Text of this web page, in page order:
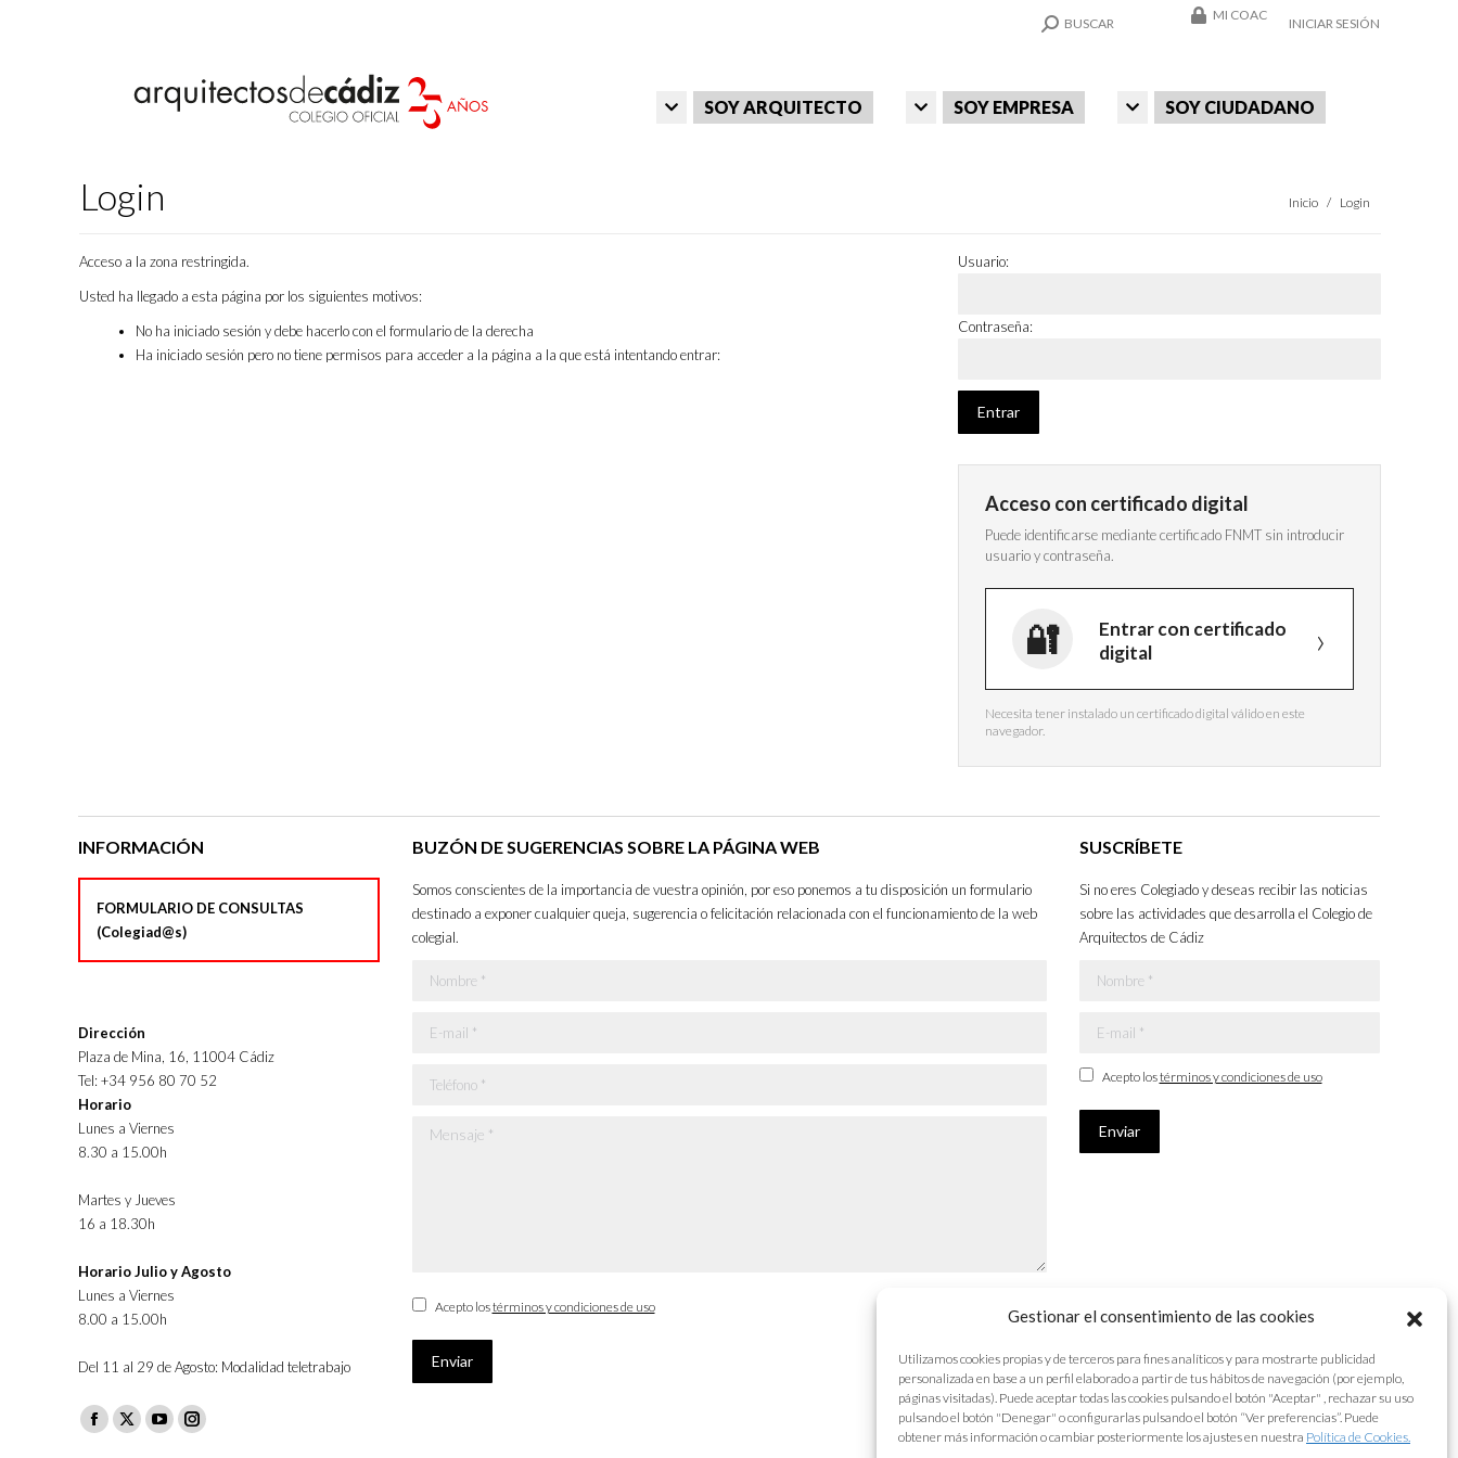
Gestionar el consentimiento de las cookies
Utilizamos cookies propias y de terceros para fines analíticos y para mostrarte publicidad
personalizada en base a un perfil elaborado a partir de tus hábitos de navegación (por ejemplo,
páginas visitadas). Puede aceptar todas las cookies pulsando el botón "Aceptar" , rechazar su uso
pulsando el botón "Denegar" o configurarlas pulsando el botón “Ver preferencias”. Puede
obtener más información o cambiar posteriormente los ajustes en nuestra Política de Cookies.
SEARCH:
BUSCAR
MI COAC
INICIAR SESIÓN
SOY ARQUITECTO SOY EMPRESA SOY CIUDADANO
Login Estás aquí:
Inicio Login
Acceso a la zona restringida.
Usted ha llegado a esta página por los siguientes motivos:
No ha iniciado sesión y debe hacerlo con el formulario de la derecha
Ha iniciado sesión pero no tiene permisos para acceder a la página a la que está intentando entrar:
Usuario:
Contraseña:
Acceso con certificado digital
Puede identificarse mediante certificado FNMT sin introducir
usuario y contraseña.
Entrar con certificado
digital
Necesita tener instalado un certificado digital válido en este
navegador.
INFORMACIÓN
FORMULARIO DE CONSULTAS
(Colegiad@s)
Dirección
Plaza de Mina, 16, 11004 Cádiz
Tel: +34 956 80 70 52
Horario
Lunes a Viernes
8.30 a 15.00h
Martes y Jueves
16 a 18.30h
Horario Julio y Agosto
Lunes a Viernes
8.00 a 15.00h
Del 11 al 29 de Agosto: Modalidad teletrabajo
Facebook
X
YouTubeInstagram
BUZÓN DE SUGERENCIAS SOBRE LA PÁGINA WEB
Somos conscientes de la importancia de vuestra opinión, por eso ponemos a tu disposición un formulario
destinado a exponer cualquier queja, sugerencia o felicitación relacionada con el funcionamiento de la web
colegial.
Nombre *
E-mail *
Teléfono *
Mensaje *
Acepto lostérminos y condiciones de uso
Enviar
SUSCRÍBETE
Si no eres Colegiado y deseas recibir las noticias
sobre las actividades que desarrolla el Colegio de
Arquitectos de Cádiz
Nombre *
E-mail *
Acepto lostérminos y condiciones de uso
Enviar